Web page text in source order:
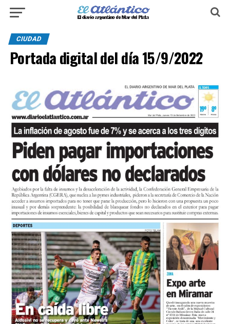
CIUDAD
Portada digital del día 15/9/2022